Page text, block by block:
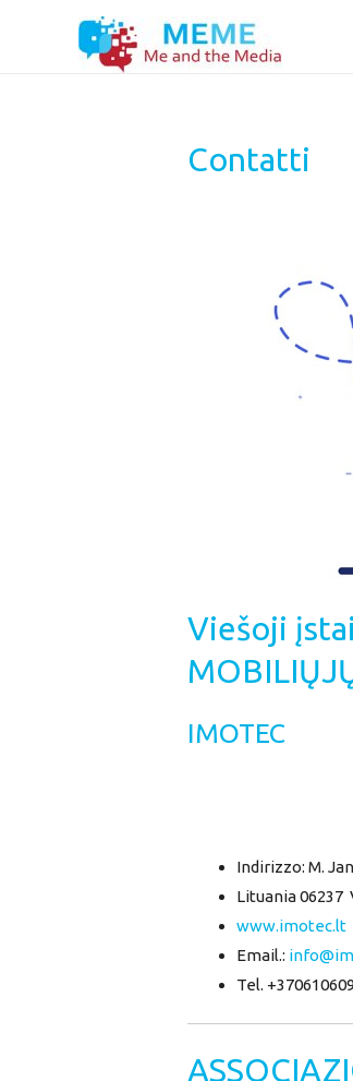
Contatti
Viešoji
IMOTEC
Indirizzo: M.
Lituania 06237
www.imotec.lt
Email.:
Tel.